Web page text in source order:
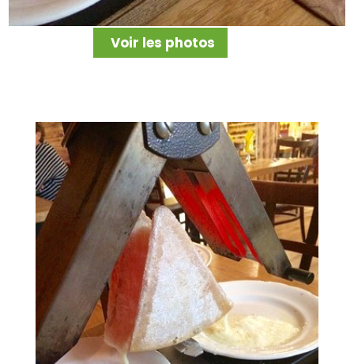
Voir les photos